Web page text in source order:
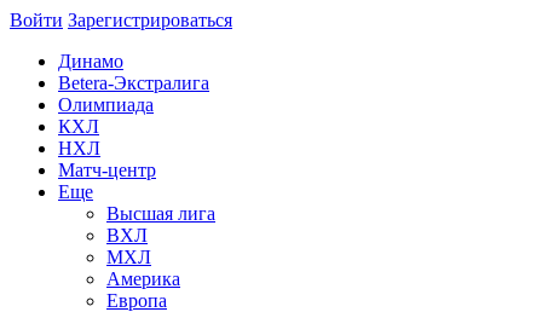
Войти Зарегиcтрироваться
Динамо
Betera-Экстралига
Олимпиада
КХЛ
НХЛ
Матч-центр
Еще
Высшая лига
ВХЛ
МХЛ
Америка
Европа